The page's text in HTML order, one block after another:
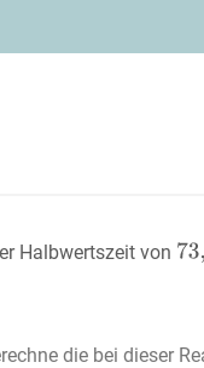
Halbwertszeit von
die bei dieser